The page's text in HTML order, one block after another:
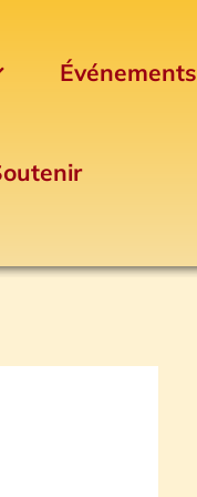
Événements